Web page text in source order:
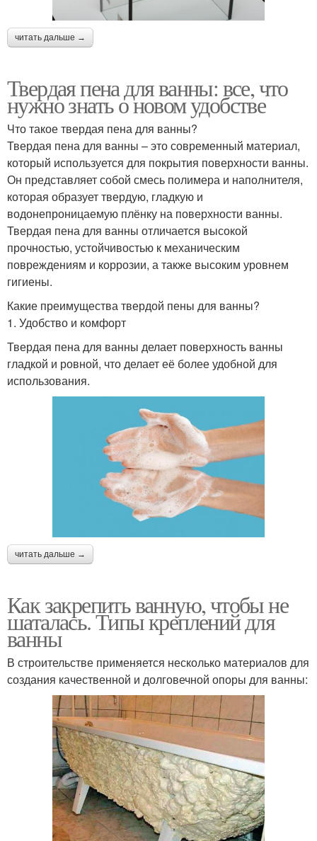
читать дальше →
Твердая пена для ванны: все, что
нужно знать о новом удобстве
Что такое твердая пена для ванны?
Твердая пена для ванны – это современный материал,
который используется для покрытия поверхности ванны.
Он представляет собой смесь полимера и наполнителя,
которая образует твердую, гладкую и
водонепроницаемую плёнку на поверхности ванны.
Твердая пена для ванны отличается высокой
прочностью, устойчивостью к механическим
повреждениям и коррозии, а также высоким уровнем
гигиены.
Какие преимущества твердой пены для ванны?
1. Удобство и комфорт
Твердая пена для ванны делает поверхность ванны
гладкой и ровной, что делает её более удобной для
использования.
читать дальше →
Как закрепить ванную, чтобы не
шаталась. Типы креплений для
ванны
В строительстве применяется несколько материалов для
создания качественной и долговечной опоры для ванны: